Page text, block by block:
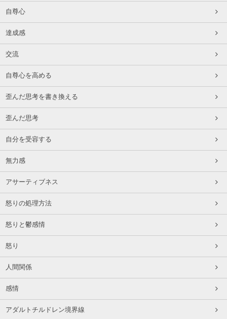
自尊心
達成感
交流
自尊心を高める
歪んだ思考を書き換える
歪んだ思考
自分を受容する
無力感
アサーティブネス
怒りの処理方法
怒りと鬱感情
怒り
人間関係
感情
アダルトチルドレン境界線